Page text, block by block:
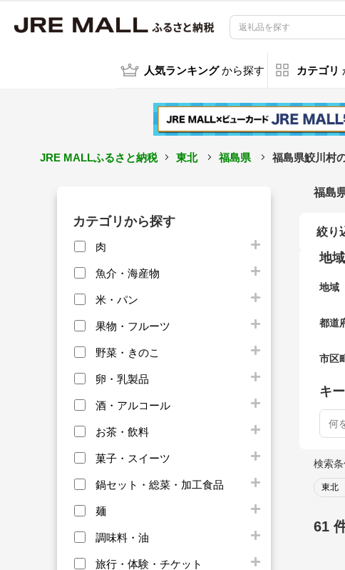
人気ランキング から探す カテゴリ
JRE MALLふるさと納税 東北 福島県 福島県鮫川村
カテゴリから探す
肉
魚介・海産物
米・パン
果物・フルーツ
野菜・きのこ
卵・乳製品
酒・アルコール
お茶・飲料
菓子・スイーツ
鍋セット・総菜・加工食品
麺
調味料・油
旅行・体験・チケット
福島
絞り
地
地域
都道
市区
キ
検索
東北
61